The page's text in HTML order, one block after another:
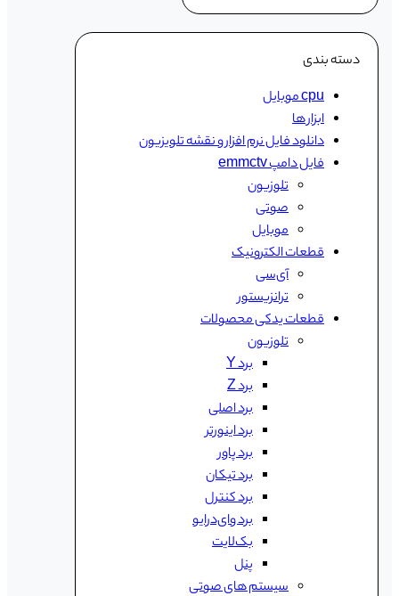
دسته‌ بندی
cpu موبایل
ابزار ها
دانلود فایل نرم افزار و نقشه تلویزیون
فایل دامپ emmctv
تلوزیون
صوتی
موبایل
قطعات الکترونیک
آی‌سی
ترانزیستور
قطعات یدکی محصولات
تلوزیون
برد Y
برد Z
برد اصلی
برد اینورتر
برد پاور
برد تیکان
برد کنترل
برد وای‌درایو
بک‌لایت
پنل
سیستم های صوتی